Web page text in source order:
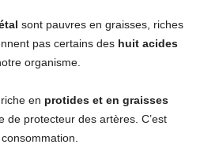
sont pauvres en graisses, riches
pas certains des huit acides
organisme.
en protides et en graisses
de protecteur des artères. C’est